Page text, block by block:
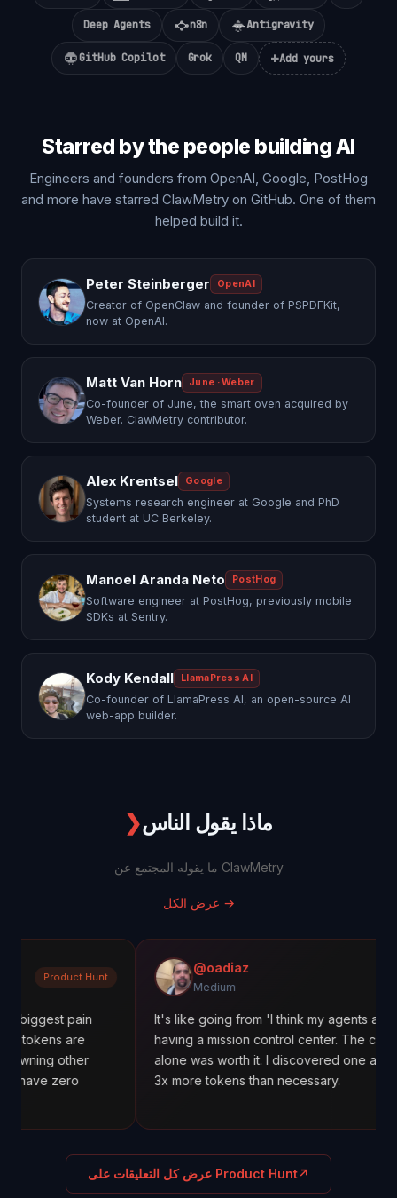
Deep Agents n8n Antigravity
GitHub Copilot Grok QM +Add yours
Starred by the people building AI
Engineers and founders from OpenAI, Google, PostHog
and more have starred ClawMetry on GitHub. One of them
helped build it.
Peter Steinberger OpenAI
Creator of OpenClaw and founder of PSPDFKit,
now at OpenAI.
Matt Van Horn June · Weber
Co-founder of June, the smart oven acquired by
Weber. ClawMetry contributor.
Alex Krentsel Google
Systems research engineer at Google and PhD
student at UC Berkeley.
Manoel Aranda Neto PostHog
Software engineer at PostHog, previously mobile
SDKs at Sentry.
Kody Kendall LlamaPress AI
Co-founder of LlamaPress AI, an open-source AI
web-app builder.
❯ماذا يقول الناس
ما يقوله المجتمع عن ClawMetry
عرض الكل →
Hunt
pain
are
@oadiaz
Medium
It's like going from 'I think my agents are working'
having a mission control center. The cost tracking
alone was worth it. I discovered one agent was
3x more tokens than necessary.
عرض كل التعليقات على Product Hunt↗